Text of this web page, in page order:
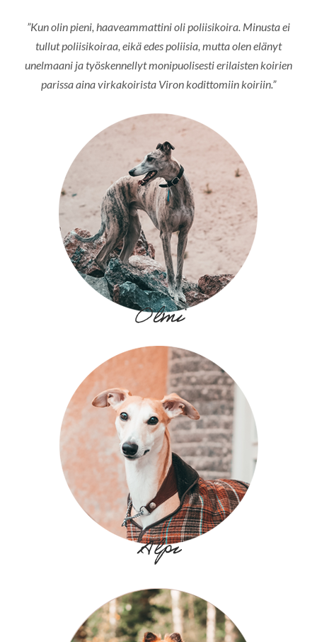
”Kun olin pieni, haaveammattini oli poliisikoira. Minusta ei
tullut poliisikoiraa, eikä edes poliisia, mutta olen elänyt
unelmaani ja työskennellyt monipuolisesti erilaisten koirien
parissa aina virkakoirista Viron kodittomiin koiriin.”